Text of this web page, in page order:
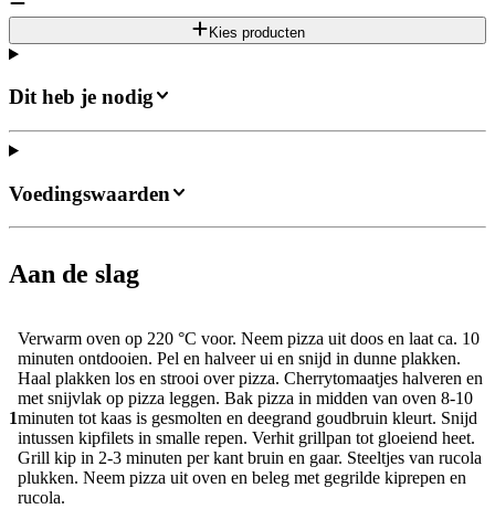
Kies producten
Dit heb je nodig
Aan de slag
1
Verwarm oven op 220 °C voor. Neem pizza uit doos en laat ca. 10
minuten ontdooien. Pel en halveer ui en snijd in dunne plakken.
Haal plakken los en strooi over pizza. Cherrytomaatjes halveren en
met snijvlak op pizza leggen. Bak pizza in midden van oven 8-10
minuten tot kaas is gesmolten en deegrand goudbruin kleurt. Snijd
intussen kipfilets in smalle repen. Verhit grillpan tot gloeiend heet.
Grill kip in 2-3 minuten per kant bruin en gaar. Steeltjes van rucola
plukken. Neem pizza uit oven en beleg met gegrilde kiprepen en
rucola.
Voedingswaarden